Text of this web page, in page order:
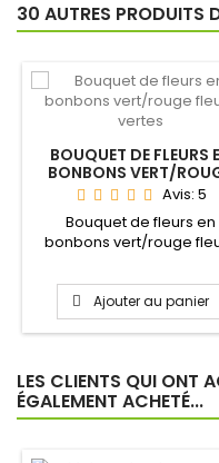
30 AUTRES PRODUITS
BOUQUET DE FLEURS
BONBONS VERT/
FLEURS VERTES
Avis: 5
Bouquet de fleurs en
bonbons vert/rouge
Ajouter au panier
LES CLIENTS QUI ONT
ÉGALEMENT ACHETÉ...